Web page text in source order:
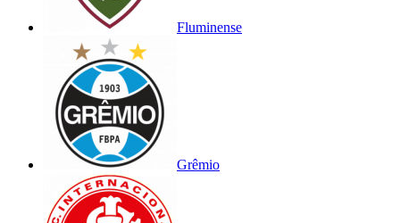
Fluminense
Grêmio